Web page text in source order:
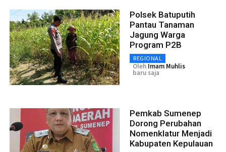
Polsek Batuputih
Pantau Tanaman
Jagung Warga
Program P2B
REGIONAL
Oleh Imam Muhlis
baru saja
Pemkab Sumenep
Dorong Perubahan
Nomenklatur Menjadi
Kabupaten Kepulauan